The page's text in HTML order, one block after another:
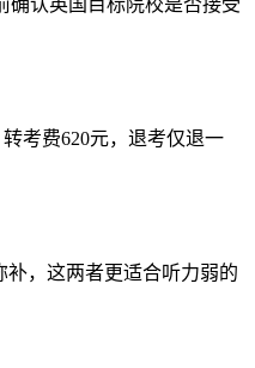
考费620元，退考仅退一
，这两者更适合听力弱的